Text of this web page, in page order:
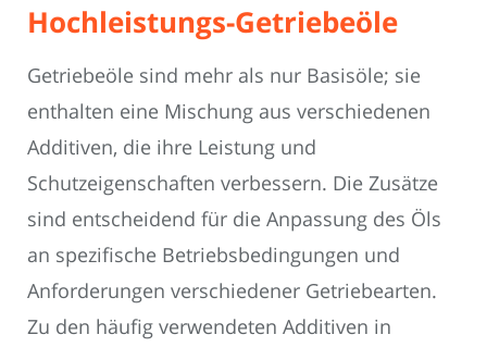
Hochleistungs-Getriebeöle
Getriebeöle sind mehr als nur Basisöle; sie
enthalten eine Mischung aus verschiedenen
Additiven, die ihre Leistung und
Schutzeigenschaften verbessern. Die Zusätze
sind entscheidend für die Anpassung des Öls
an spezifische Betriebsbedingungen und
Anforderungen verschiedener Getriebearten.
Zu den häufig verwendeten Additiven in